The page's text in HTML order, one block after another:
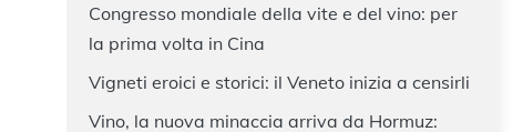
Congresso mondiale della vite e del vino: per
la prima volta in Cina
Vigneti eroici e storici: il Veneto inizia a censirli
Vino, la nuova minaccia arriva da Hormuz: